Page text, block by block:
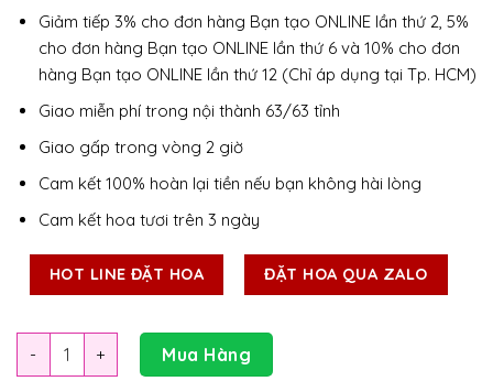
Giảm tiếp 3% cho đơn hàng Bạn tạo ONLINE lần thứ 2, 5%
cho đơn hàng Bạn tạo ONLINE lần thứ 6 và 10% cho đơn
hàng Bạn tạo ONLINE lần thứ 12 (Chỉ áp dụng tại Tp. HCM)
Giao miễn phí trong nội thành 63/63 tỉnh
Giao gấp trong vòng 2 giờ
Cam kết 100% hoàn lại tiền nếu bạn không hài lòng
Cam kết hoa tươi trên 3 ngày
HOT LINE ĐẶT HOA ĐẶT HOA QUA ZALO
Số lượng Mua Hàng